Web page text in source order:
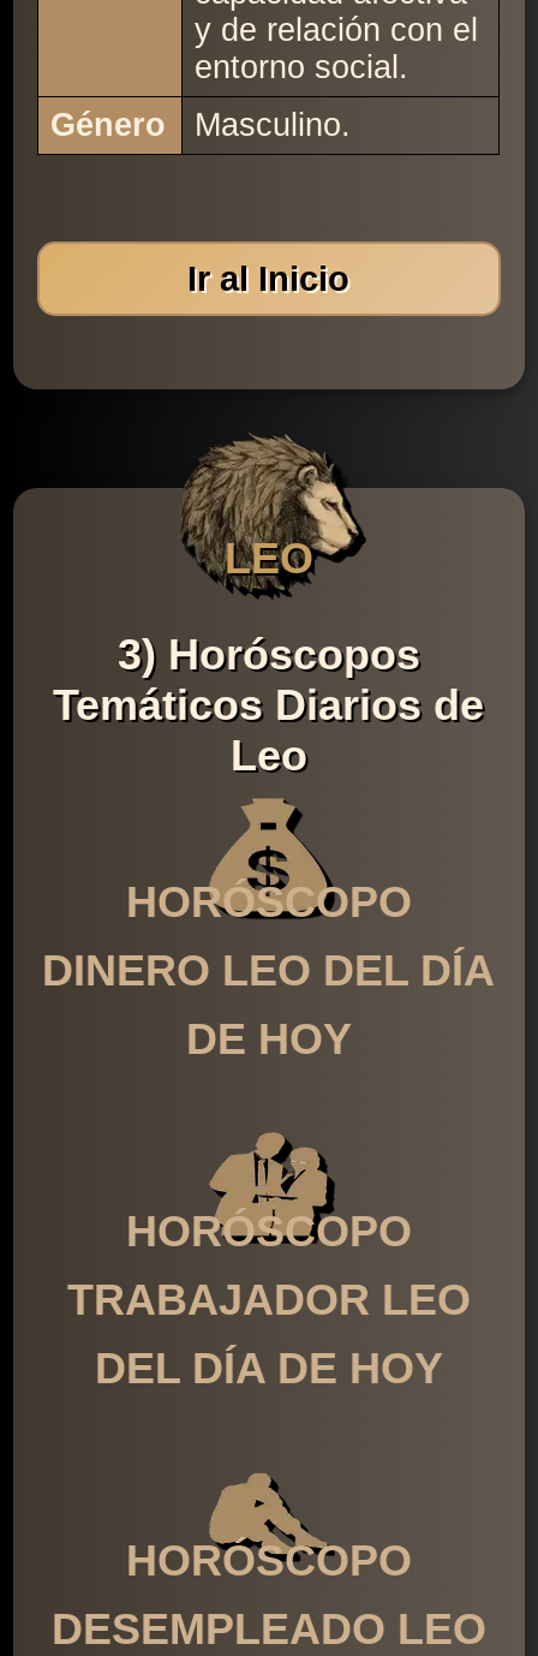
y de relación con el
entorno social.
Género
Masculino.
Ir al Inicio
LEO
3) Horóscopos
Temáticos Diarios de
Leo
HORÓSCOPO
DINERO LEO DEL DÍA
DE HOY
HORÓSCOPO
TRABAJADOR LEO
DEL DÍA DE HOY
HORÓSCOPO
DESEMPLEADO LEO